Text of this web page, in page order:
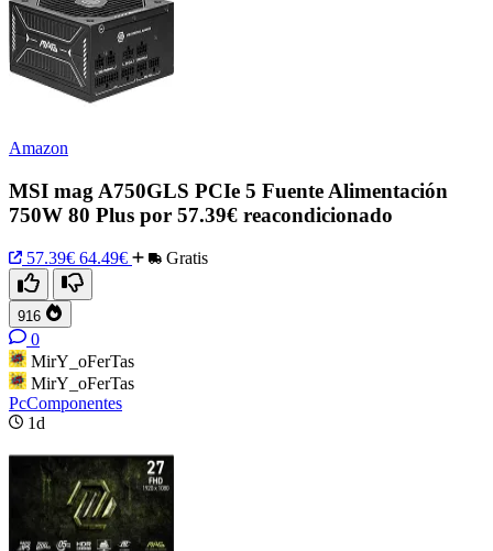
Amazon
MSI mag A750GLS PCIe 5 Fuente Alimentación
750W 80 Plus por 57.39€ reacondicionado
57.39€ 64.49€ Gratis
916
0
MirY_oFerTas
MirY_oFerTas
PcComponentes
1d